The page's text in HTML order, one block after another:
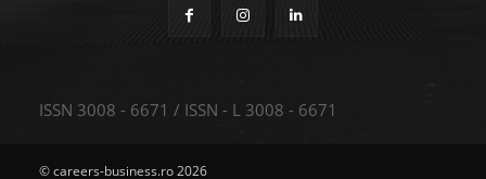
ISSN 3008 - 6671 / ISSN - L 3008 - 6671
© careers-business.ro 2026